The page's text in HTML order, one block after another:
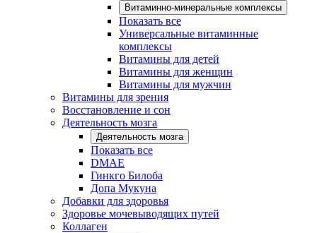
Витаминно-минеральные комплексы
Показать все
Универсальные витаминные
комплексы
Витамины для детей
Витамины для женщин
Витамины для мужчин
Витамины для зрения
Восстановление и сон
Деятельность мозга
Деятельность мозга
Показать все
DMAE
Гинкго Билоба
Допа Мукуна
Добавки для здоровья
Здоровье мочевыводящих путей
Коллаген